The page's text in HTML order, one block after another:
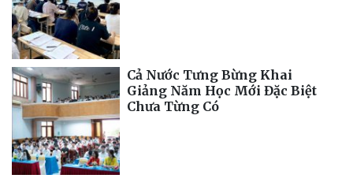
Cả Nước Tưng Bừng Khai
Giảng Năm Học Mới Đặc Biệt
Chưa Từng Có